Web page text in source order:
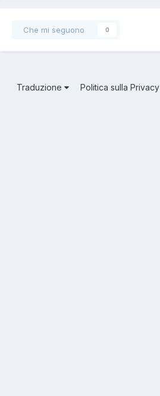
Che mi seguono 0
Traduzione Politica sulla Privacy